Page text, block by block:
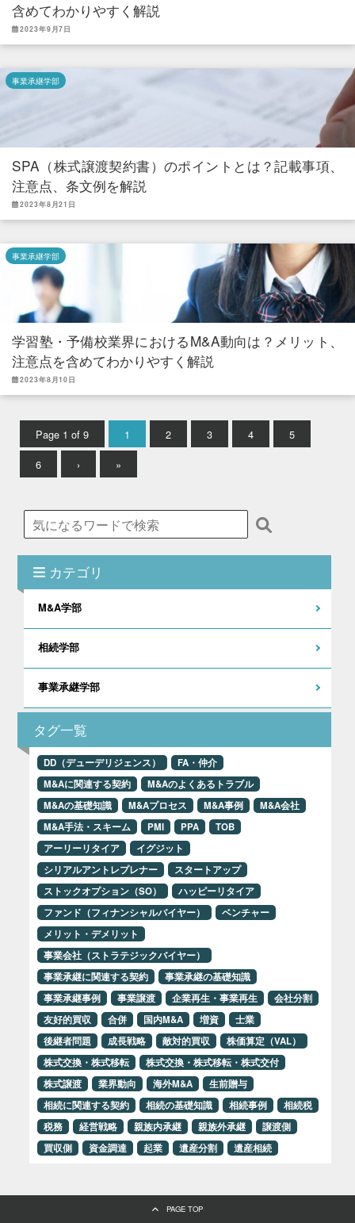
含めてわかりやすく解説
2023年9月7日
事業承継学部
SPA（株式譲渡契約書）のポイントとは？記載事項、
注意点、条文例を解説
2023年8月21日
事業承継学部
学習塾・予備校業界におけるM&A動向は？メリット、
注意点を含めてわかりやすく解説
2023年8月10日
Page 1 of 9 1 2 3 4
5
6
› »
カテゴリ
M&A学部
相続学部
事業承継学部
タグ一覧
DD（デューデリジェンス）
FA・仲介
M&Aに関連する契約
M&Aのよくあるトラブル
M&Aの基礎知識
M&Aプロセス M&A事例
M&A会社
M&A手法・スキーム
PMI PPA
TOB
アーリーリタイア
イグジット
シリアルアントレプレナー
スタートアップ
ストックオプション（SO）
ハッピーリタイア
ファンド（フィナンシャルバイヤー）
ベンチャー
メリット・デメリット
事業会社（ストラテジックバイヤー）
事業承継に関連する契約
事業承継の基礎知識
事業承継事例
事業譲渡 企業再生・事業再生
会社分割
友好的買収
合併 国内M&A 増資
士業
後継者問題
成長戦略 敵対的買収
株価算定（VAL）
株式交換・株式移転
株式交換・株式移転・株式交付
株式譲渡
業界動向 海外M&A
生前贈与
相続に関連する契約
相続の基礎知識 相続事例
相続税
税務
経営戦略 親族内承継 親族外承継
譲渡側
買収側
資金調達 起業 遺産分割 遺産相続
PAGE TOP